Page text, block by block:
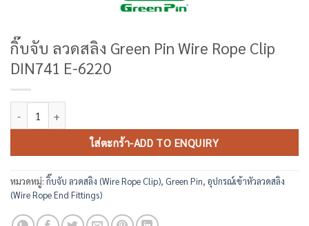
กิ๊บจับ ลวดสลิง Green Pin Wire Rope Clip
DIN741 E-6220
ใส่ตะกร้า-ADD TO ENQUIRY
หมวดหมู่: กิ๊บจับ ลวดสลิง (Wire Rope Clip), Green Pin, อุปกรณ์เข้าหัวลวดสลิง
(Wire Rope End Fittings)